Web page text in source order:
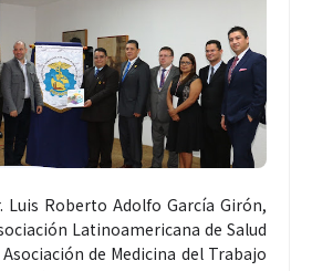
Luis Roberto Adolfo García Girón,
Latinoamericana de Salud
de Medicina del Trabajo